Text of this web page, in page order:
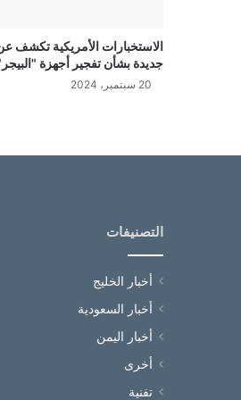
الاستخبارات الأمريكية تكشف
جديدة بشأن تفجير أجهزة
20 سبتمبر، 2024
التصنيفات
أخبار الخليج
أخبار السعودية
أخبار اليمن
أخرى
تقنية